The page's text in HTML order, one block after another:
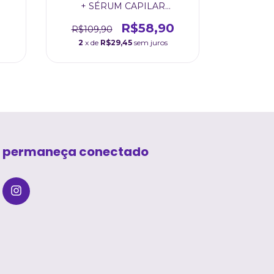
+ SÉRUM CAPILAR
R$109,90
R$58,90
2 x de R$29,45 sem juros
permaneça conectado